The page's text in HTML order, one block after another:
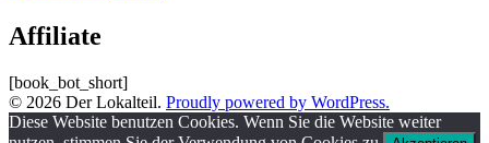
Affiliate
[book_bot_short]
© 2026 Der Lokalteil. Proudly powered by WordPress.
Diese Website benutzen Cookies. Wenn Sie die Website weiter